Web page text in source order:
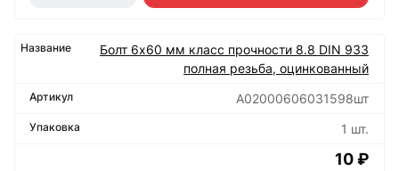
Болт 6х60 мм класс прочности 8.8 DIN 933
полная резьба, оцинкованный
А02000606031598шт
1 шт.
10 ₽